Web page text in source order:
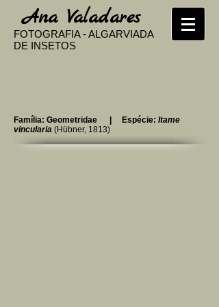
​Ana Valadares
FOTOGRAFIA - ALGARVIADA
DE INSETOS
Família: Geometridae | Espécie: Itame
vincularia (Hübner, 1813)